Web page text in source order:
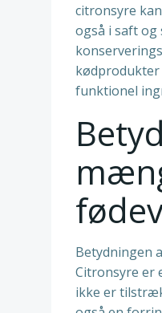
citronsyre
også i saft
kødprodukter
funktionel
Betydningen
Citronsyre er
ikke er